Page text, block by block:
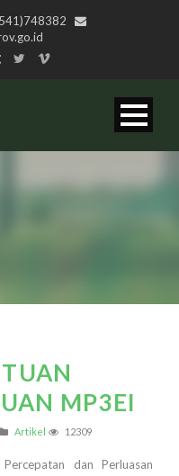
MP3EI
Artikel 12309
dan Perluasan